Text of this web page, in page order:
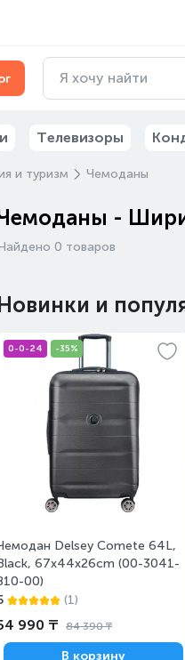
Телевизоры
и туризм Чемоданы
-
0 товаров
и
0-0-24 -35%
Delsey Comete 64L,
67x44x26cm (00-3041-
00)
(1)
990 ₸ 84 390 ₸
В корзину